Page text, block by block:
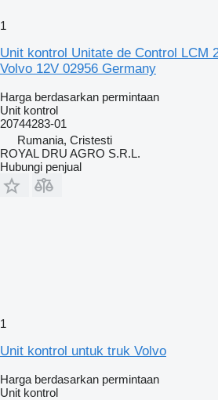
1
Unit kontrol Unitate de Control LCM
Volvo 12V 02956 Germany
Harga berdasarkan permintaan
Unit kontrol
20744283-01
Rumania, Cristesti
ROYAL DRU AGRO S.R.L.
Hubungi penjual
1
Unit kontrol untuk truk Volvo
Harga berdasarkan permintaan
Unit kontrol